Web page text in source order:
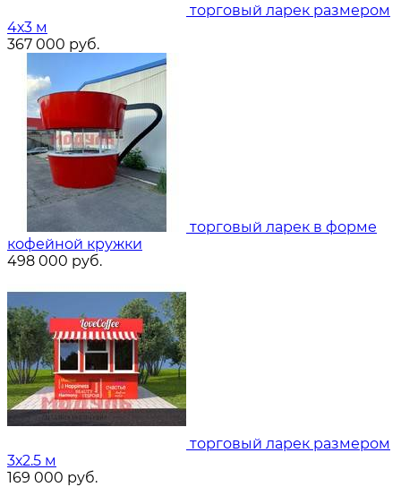
торговый ларек размером
4х3 м
367 000 руб.
торговый ларек в форме
кофейной кружки
498 000 руб.
торговый ларек размером
3х2.5 м
169 000 руб.